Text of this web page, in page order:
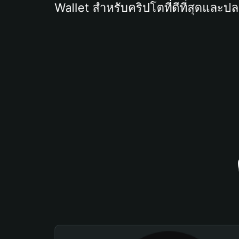
Wallet สำหรับคริปโตที่ดีที่สุดและป